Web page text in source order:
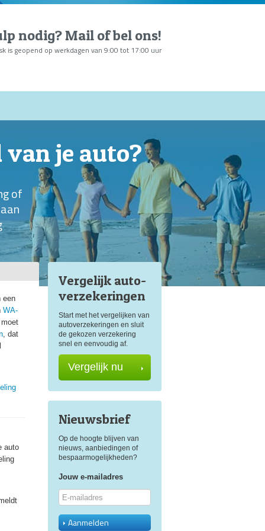
nodig?Mail of bel ons!
is geopend op werkdagen van 9:00 tot 17:00 uur
je auto?
of
een
WA-
, dat
auto
Vergelijk auto-
verzekeringen
Start met het vergelijken van
autoverzekeringen en sluit
de gekozen verzekering
snel en eenvoudig af.
Vergelijk nu
Nieuwsbrief
Op de hoogte blijven van
nieuws, aanbiedingen of
bespaarmogelijkheden?
Jouw e-mailadres
Aanmelden